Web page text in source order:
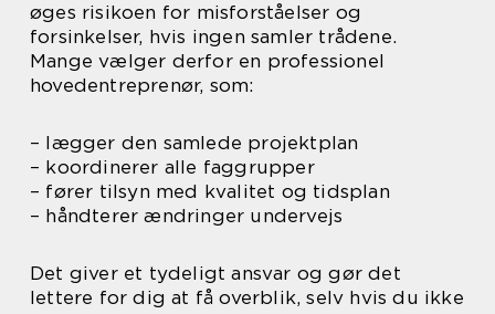
øges risikoen for misforståelser og
forsinkelser, hvis ingen samler trådene.
Mange vælger derfor en professionel
hovedentreprenør, som:
– lægger den samlede projektplan
– koordinerer alle faggrupper
– fører tilsyn med kvalitet og tidsplan
– håndterer ændringer undervejs
Det giver et tydeligt ansvar og gør det
lettere for dig at få overblik, selv hvis du ikke